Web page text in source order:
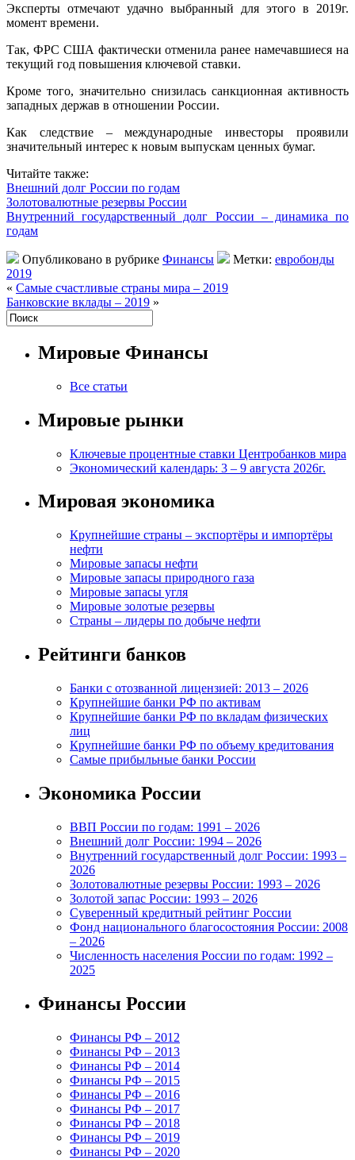
Эксперты отмечают удачно выбранный для этого в 2019г.
момент времени.
Так, ФРС США фактически отменила ранее намечавшиеся на
текущий год повышения ключевой ставки.
Кроме того, значительно снизилась санкционная активность
западных держав в отношении России.
Как следствие – международные инвесторы проявили
значительный интерес к новым выпускам ценных бумаг.
Читайте также:
Внешний долг России по годам
Золотовалютные резервы России
Внутренний государственный долг России – динамика по
годам
Опубликовано в рубрике Финансы Метки: евробонды
2019
« Самые счастливые страны мира – 2019
Банковские вклады – 2019 »
Мировые Финансы
Все статьи
Мировые рынки
Ключевые процентные ставки Центробанков мира
Экономический календарь: 3 – 9 августа 2026г.
Мировая экономика
Крупнейшие страны – экспортёры и импортёры
нефти
Мировые запасы нефти
Мировые запасы природного газа
Мировые запасы угля
Мировые золотые резервы
Страны – лидеры по добыче нефти
Рейтинги банков
Банки с отозванной лицензией: 2013 – 2026
Крупнейшие банки РФ по активам
Крупнейшие банки РФ по вкладам физических
лиц
Крупнейшие банки РФ по объему кредитования
Самые прибыльные банки России
Экономика России
ВВП России по годам: 1991 – 2026
Внешний долг России: 1994 – 2026
Внутренний государственный долг России: 1993 –
2026
Золотовалютные резервы России: 1993 – 2026
Золотой запас России: 1993 – 2026
Суверенный кредитный рейтинг России
Фонд национального благосостояния России: 2008
– 2026
Численность населения России по годам: 1992 –
2025
Финансы России
Финансы РФ – 2012
Финансы РФ – 2013
Финансы РФ – 2014
Финансы РФ – 2015
Финансы РФ – 2016
Финансы РФ – 2017
Финансы РФ – 2018
Финансы РФ – 2019
Финансы РФ – 2020